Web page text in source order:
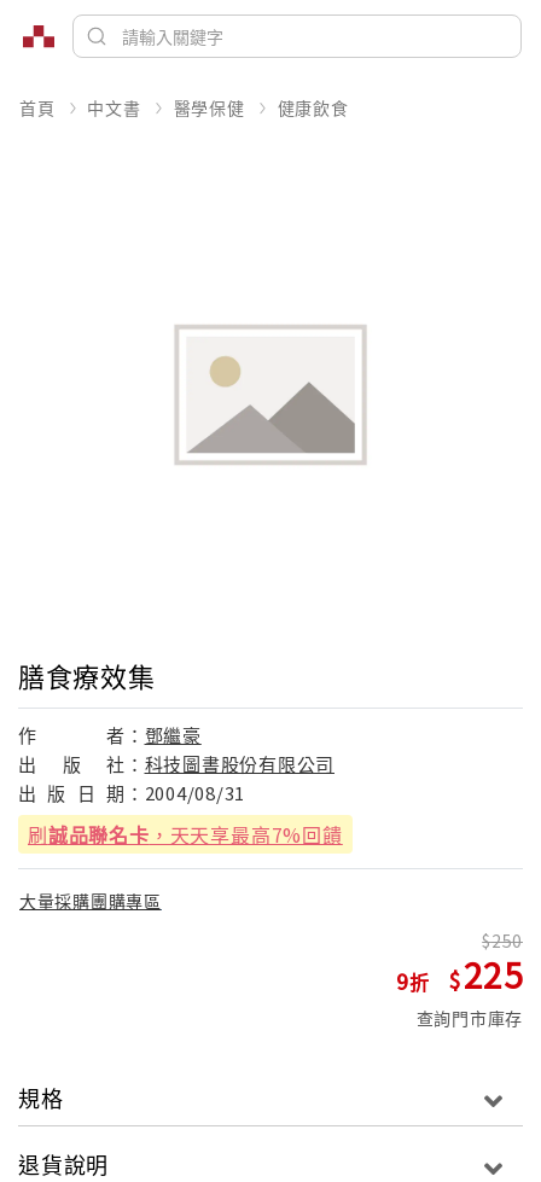
首頁 中文書 醫學保健 健康飲食
膳食療效集
作 者： 鄧繼豪
出
版 社： 科技圖書股份有限公司
出 版 日 期： 2004/08/31
刷誠品聯名卡 ，天天享最高7%回饋
大量採購團購專區
9
250
225
查詢門市庫存
規格
退貨說明